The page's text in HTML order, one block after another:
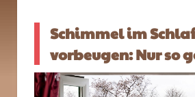
Schimmel im
vorbeugen: Nur so